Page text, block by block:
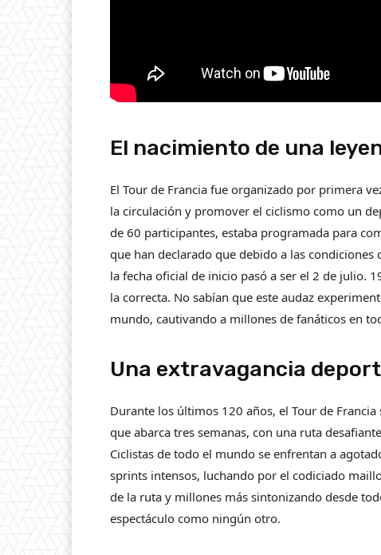
El nacimiento de una
El Tour de Francia fue organizado por primera
la circulación y promover el ciclismo como un
de 60 participantes, estaba programada para
que han declarado que debido a las
la fecha oficial de inicio pasó a ser el 2 de julio.
la correcta. No sabían que este audaz
mundo, cautivando a millones de fanáticos en
Una extravagancia
Durante los últimos 120 años, el Tour de
que abarca tres semanas, con una ruta
Ciclistas de todo el mundo se enfrentan a
sprints intensos, luchando por el codiciado
de la ruta y millones más sintonizando desde
espectáculo como ningún otro.